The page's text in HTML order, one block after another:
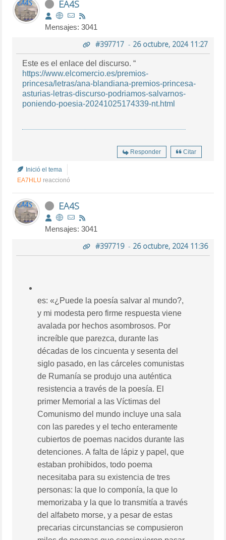
EA4S
Mensajes: 3041
#397717- 26 octubre, 2024 11:27
Este es el enlace del discurso. “
https://www.elcomercio.es/premios-
princesa/letras/ana-blandiana-premios-princesa-
asturias-letras-discurso-podriamos-salvarnos-
poniendo-poesia-20241025174339-nt.html
Responder Citar
Inició el tema
EA7HLU reaccionó
EA4S
Mensajes: 3041
#397719- 26 octubre, 2024 11:36
es: «¿Puede la poesía salvar al mundo?,
y mi modesta pero firme respuesta viene
avalada por hechos asombrosos. Por
increíble que parezca, durante las
décadas de los cincuenta y sesenta del
siglo pasado, en las cárceles comunistas
de Rumanía se produjo una auténtica
resistencia a través de la poesía. El
primer Memorial a las Víctimas del
Comunismo del mundo incluye una sala
con las paredes y el techo enteramente
cubiertos de poemas nacidos durante las
detenciones. A falta de lápiz y papel, que
estaban prohibidos, todo poema
necesitaba para su existencia de tres
personas: la que lo componía, la que lo
memorizaba y la que lo transmitía a través
del alfabeto morse, y a pesar de estas
precarias circunstancias se compusieron